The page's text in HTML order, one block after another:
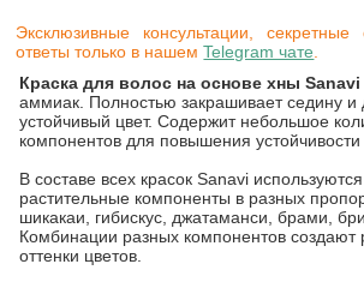
Эксклюзивные консультации,
ответы только в нашемTelegram чате
Краска для волос на основе хны Sanavi
аммиак. Полностью закрашивает седину и
устойчивый цвет. Содержит небольшое
компонентов для повышения устойчивости
В составе всех красок Sanavi
растительные компоненты в разных
шикакаи, гибискус, джатаманси, брами,
Комбинации разных компонентов создают
оттенки цветов.